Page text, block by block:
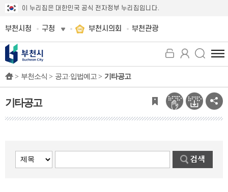
이 누리집은 대한민국 공식 전자정부 누리집입니다.
부천시청 구청 부천시의회 부천관광
전
체
뉴
보
기
> 부천소식 > 공고·입법예고 > 기타공고
기타공고